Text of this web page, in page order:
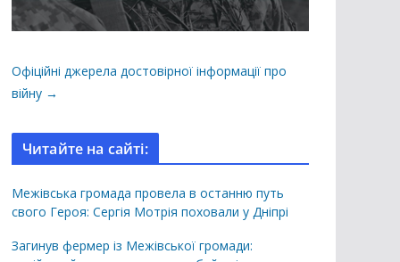
Офіційні джерела достовірної інформації про
війну →
Читайте на сайті:
Межівська громада провела в останню путь
свого Героя: Сергія Мотрія поховали у Дніпрі
Загинув фермер із Межівської громади: